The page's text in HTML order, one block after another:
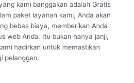
kami banggakan adalah Gratis
paket layanan kami, Anda akan
bebas biaya, memberikan Anda
web Anda. Itu bukan hanya janji,
hadirkan untuk memastikan
pelanggan.